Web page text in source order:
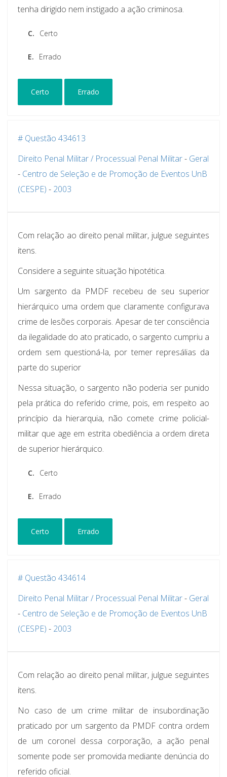
tenha dirigido nem instigado a ação criminosa.
C. Certo
E. Errado
Certo Errado
# Questão 434613
Direito Penal Militar / Processual Penal Militar- Geral
- Centro de Seleção e de Promoção de Eventos UnB
(CESPE) - 2003
Com relação ao direito penal militar, julgue seguintes
itens.
Considere a seguinte situação hipotética.
Um sargento da PMDF recebeu de seu superior
hierárquico uma ordem que claramente configurava
crime de lesões corporais. Apesar de ter consciência
da ilegalidade do ato praticado, o sargento cumpriu a
ordem sem questioná-la, por temer represálias da
parte do superior
Nessa situação, o sargento não poderia ser punido
pela prática do referido crime, pois, em respeito ao
princípio da hierarquia, não comete crime policial-
militar que age em estrita obediência a ordem direta
de superior hierárquico.
C. Certo
E. Errado
Certo Errado
# Questão 434614
Direito Penal Militar / Processual Penal Militar- Geral
- Centro de Seleção e de Promoção de Eventos UnB
(CESPE) - 2003
Com relação ao direito penal militar, julgue seguintes
itens.
No caso de um crime militar de insubordinação
praticado por um sargento da PMDF contra ordem
de um coronel dessa corporação, a ação penal
somente pode ser promovida mediante denúncia do
referido oficial.